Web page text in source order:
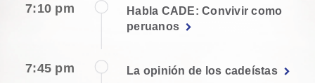
7:10 pm
Habla CADE: Convivir como
peruanos
7:45 pm La opinión de los cadeístas